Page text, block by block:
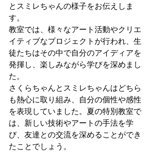
とスミレちゃんの様子をお伝えしま
す。
教室では、様々なアート活動やクリエ
イティブなプロジェクトが行われ、生
徒たちはその中で自分のアイディアを
発揮し、楽しみながら学びを深めまし
た。
さくらちゃんとスミレちゃんはどちら
も熱心に取り組み、自分の個性や感性
を表現していました。夏の特別教室で
は、新しい技術やアートの手法を学
び、友達との交流を深めることができ
たことでしょう。